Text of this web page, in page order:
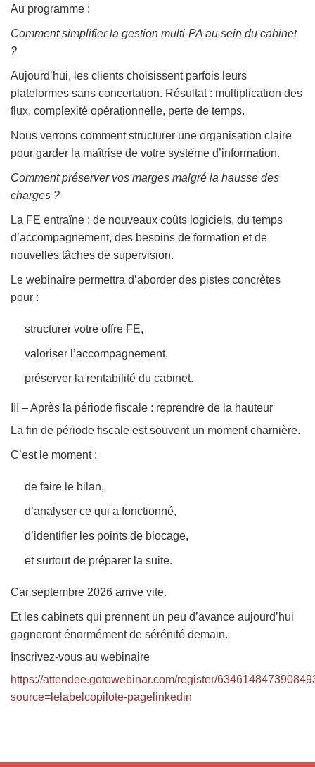
Au programme :
Comment simplifier la gestion multi-PA au sein du cabinet
?
Aujourd’hui, les clients choisissent parfois leurs
plateformes sans concertation. Résultat : multiplication des
flux, complexité opérationnelle, perte de temps.
Nous verrons comment structurer une organisation claire
pour garder la maîtrise de votre système d’information.
Comment préserver vos marges malgré la hausse des
charges ?
La FE entraîne : de nouveaux coûts logiciels, du temps
d’accompagnement, des besoins de formation et de
nouvelles tâches de supervision.
Le webinaire permettra d’aborder des pistes concrètes
pour :
structurer votre offre FE,
valoriser l’accompagnement,
préserver la rentabilité du cabinet.
III – Après la période fiscale : reprendre de la hauteur
La fin de période fiscale est souvent un moment charnière.
C’est le moment :
de faire le bilan,
d’analyser ce qui a fonctionné,
d’identifier les points de blocage,
et surtout de préparer la suite.
Car septembre 2026 arrive vite.
Et les cabinets qui prennent un peu d’avance aujourd’hui
gagneront énormément de sérénité demain.
Inscrivez-vous au webinaire
https://attendee.gotowebinar.com/register/
source=lelabelcopilote-pagelinkedin